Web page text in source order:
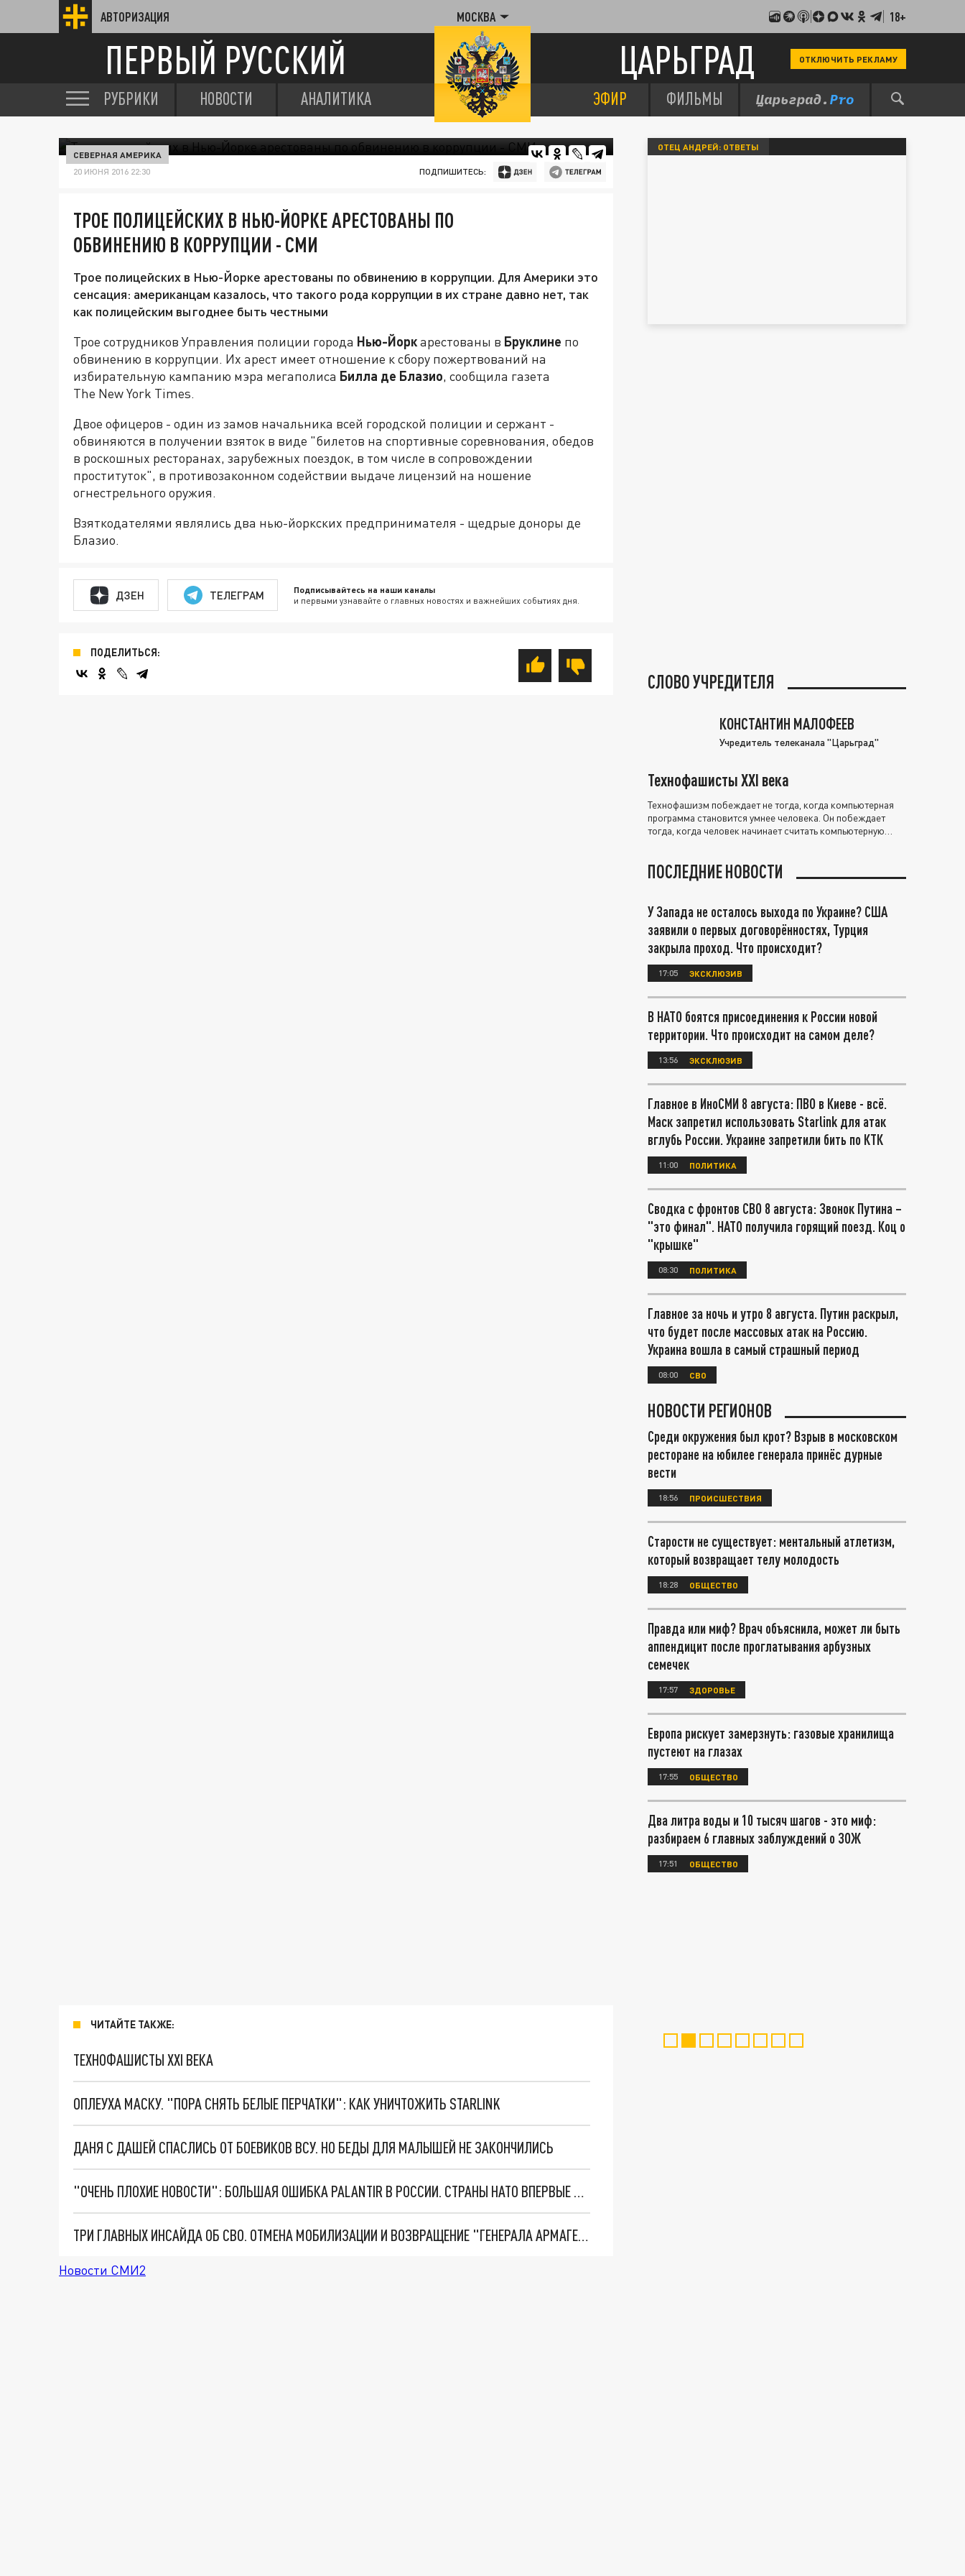
АВТОРИЗАЦИЯ МОСКВА 18+
ПЕРВЫЙ РУССКИЙ ЦАРЬГРАД ОТКЛЮЧИТЬ РЕКЛАМУ
РУБРИКИ НОВОСТИ АНАЛИТИКА ЭФИР ФИЛЬМЫ
СЕВЕРНАЯ АМЕРИКА
20 ИЮНЯ 2016 22:30 ПОДПИШИТЕСЬ:
ТРОЕ ПОЛИЦЕЙСКИХ В НЬЮ-ЙОРКЕ АРЕСТОВАНЫ ПО
ОБВИНЕНИЮ В КОРРУПЦИИ - СМИ
Трое полицейских в Нью-Йорке арестованы по обвинению в коррупции. Для Америки это
сенсация: американцам казалось, что такого рода коррупции в их стране давно нет, так
как полицейским выгоднее быть честными
Трое сотрудников Управления полиции города Нью-Йоркарестованы в Бруклине по
обвинению в коррупции. Их арест имеет отношение к сбору пожертвований на
избирательную кампанию мэра мегаполиса Билла де Блазио, сообщила газета
The New York Times.
Двое офицеров - один из замов начальника всей городской полиции и сержант -
обвиняются в получении взяток в виде "билетов на спортивные соревнования, обедов
в роскошных ресторанах, зарубежных поездок, в том числе в сопровождении
проституток", в противозаконном содействии выдаче лицензий на ношение
огнестрельного оружия.
Взяткодателями являлись два нью-йоркских предпринимателя - щедрые доноры де
Блазио.
ДЗЕН ТЕЛЕГРАМ Подписывайтесь на наши каналы
и первыми узнавайте о главных новостях и важнейших событиях дня.
ПОДЕЛИТЬСЯ:
ЧИТАЙТЕ ТАКЖЕ:
ТЕХНОФАШИСТЫ XXI ВЕКА
ОПЛЕУХА МАСКУ. "ПОРА СНЯТЬ БЕЛЫЕ ПЕРЧАТКИ": КАК УНИЧТОЖИТЬ STARLINK
ДАНЯ С ДАШЕЙ СПАСЛИСЬ ОТ БОЕВИКОВ ВСУ. НО БЕДЫ ДЛЯ МАЛЫШЕЙ НЕ ЗАКОНЧИЛИСЬ
"ОЧЕНЬ ПЛОХИЕ НОВОСТИ": БОЛЬШАЯ ОШИБКА PALANTIR В РОССИИ. СТРАНЫ НАТО ВПЕРВЫЕ ЗА СВО ОСТАНОВИЛИ ПОСТАВКИ ОРУЖИЯ. ВСУ ТЕРЯЮТ ПРИГРАНИЧЬЕ?
ТРИ ГЛАВНЫХ ИНСАЙДА ОБ СВО. ОТМЕНА МОБИЛИЗАЦИИ И ВОЗВРАЩЕНИЕ "ГЕНЕРАЛА АРМАГЕДДОНА"? ОТЛИЧНЫЕ НОВОСТИ, КОТОРЫЕ ЖДАЛИ ВСЕ
Новости СМИ2
ОТЕЦ АНДРЕЙ: ОТВЕТЫ
СЛОВО УЧРЕДИТЕЛЯ
КОНСТАНТИН МАЛОФЕЕВ
Учредитель телеканала "Царьград"
Технофашисты XXI века
Технофашизм побеждает не тогда, когда компьютерная
программа становится умнее человека. Он побеждает
тогда, когда человек начинает считать компьютерную
ПОСЛЕДНИЕ НОВОСТИ
У Запада не осталось выхода по Украине? США
заявили о первых договорённостях, Турция
закрыла проход. Что происходит?
17:05 ЭКСКЛЮЗИВ
В НАТО боятся присоединения к России новой
территории. Что происходит на самом деле?
13:56 ЭКСКЛЮЗИВ
Главное в ИноСМИ 8 августа: ПВО в Киеве - всё.
Маск запретил использовать Starlink для атак
вглубь России. Украине запретили бить по КТК
11:00 ПОЛИТИКА
Сводка с фронтов СВО 8 августа: Звонок Путина –
"это финал". НАТО получила горящий поезд. Коц о
"крышке"
08:30 ПОЛИТИКА
Главное за ночь и утро 8 августа. Путин раскрыл,
что будет после массовых атак на Россию.
Украина вошла в самый страшный период
08:00 СВО
НОВОСТИ РЕГИОНОВ
Среди окружения был крот? Взрыв в московском
ресторане на юбилее генерала принёс дурные
вести
18:56 ПРОИСШЕСТВИЯ
Старости не существует: ментальный атлетизм,
который возвращает телу молодость
18:28 ОБЩЕСТВО
Правда или миф? Врач объяснила, может ли быть
аппендицит после проглатывания арбузных
семечек
17:57 ЗДОРОВЬЕ
Европа рискует замерзнуть: газовые хранилища
пустеют на глазах
17:55 ОБЩЕСТВО
Два литра воды и 10 тысяч шагов - это миф:
разбираем 6 главных заблуждений о ЗОЖ
17:51 ОБЩЕСТВО